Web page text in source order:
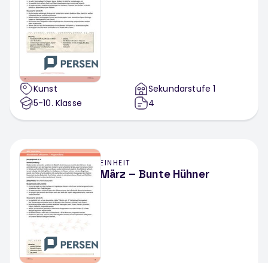
Kunst
5-10. Klasse
Sekundarstufe 1
4
EINHEIT
März – Bunte Hühner